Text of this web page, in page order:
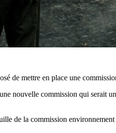
de mettre en place une
nouvelle commission qui serait
de la commission